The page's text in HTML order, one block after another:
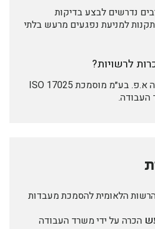
נדרשים לבצע בדיקות
למניעת נפגעים מרעש בלתי
לרשויות?
כן. מעבדות אקולוגיה א.פ. בע״מ מוסמכת ISO 17025
העבודה.
הלאומית להסמכת מעבדות
הכרה על ידי משרד העבודה